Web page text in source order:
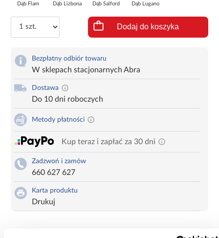
Dąb Flam Dąb Lizbona Dąb Salford Dąb Lugano
Dodaj do koszyka
Bezpłatny odbiór towaru
W sklepach stacjonarnych Abra
Dostawa
Do 10 dni roboczych
Metody płatności
Kup teraz i zapłać za 30 dni
Zadzwoń i zamów
660 627 627
Karta produktu
Drukuj